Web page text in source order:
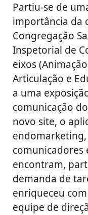
Partiu-se de
importância da
Congregação
Inspetorial de
eixos
Articulação e
a uma
comunicação
novo site, o
comunicadores
encontram,
demanda de
enriqueceu
equipe de